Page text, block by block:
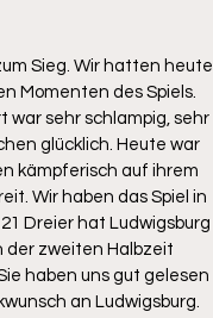
Sieg. Wir hatten heute
Momenten des Spiels.
war sehr schlampig, sehr
glücklich. Heute war
kämpferisch auf ihrem
Wir haben das Spiel in
Dreier hat Ludwigsburg
der zweiten Halbzeit
haben uns gut gelesen
an Ludwigsburg.